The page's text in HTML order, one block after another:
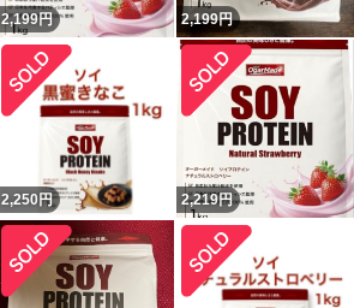
2,199円 2,199円
2,250 円 2,219円